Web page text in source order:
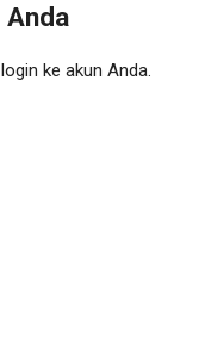
Anda
ke akun Anda.